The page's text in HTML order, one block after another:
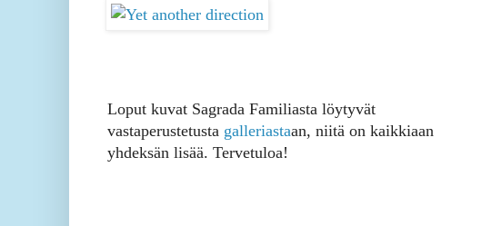
Loput kuvat Sagrada Familiasta löytyvät
vastaperustetusta galleriastaan, niitä on kaikkiaan
yhdeksän lisää. Tervetuloa!